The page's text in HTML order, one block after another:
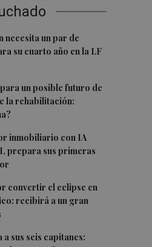
necesita un par de
su cuarto año en la LF
un posible futuro de
la rehabilitación:
inmobiliario con IA
prepara sus primeras
convertir el eclipse en
recibirá a un gran
a sus seis capitanes: